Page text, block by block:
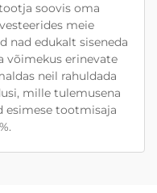
soovis oma
meie
nad edukalt siseneda
võimekus erinevate
neil rahuldada
mille tulemusena
esimese tootmisaja